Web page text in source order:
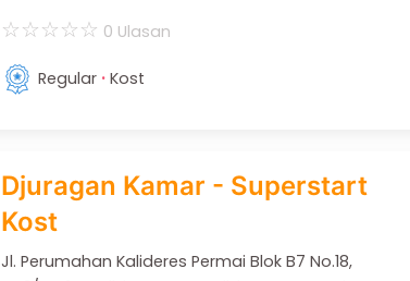
☆☆☆☆☆ 0 Ulasan
Regular · Kost
Djuragan Kamar - Superstart
Kost
Jl. Perumahan Kalideres Permai Blok B7 No.18,